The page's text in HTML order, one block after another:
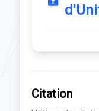
Citation